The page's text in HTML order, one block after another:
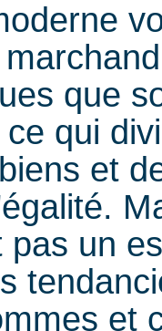
que
qui
et
pas un
et